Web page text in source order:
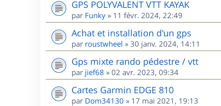
GPS POLYVALENT VTT KAYAK
par Funky » 11 févr. 2024, 22:49
Achat et installation d'un gps
par roustwheel » 30 janv. 2024, 14:11
Gps mixte rando pédestre / vtt
par jief68 » 02 avr. 2023, 09:34
Cartes Garmin EDGE 810
par Dom34130 » 17 mai 2021, 19:13